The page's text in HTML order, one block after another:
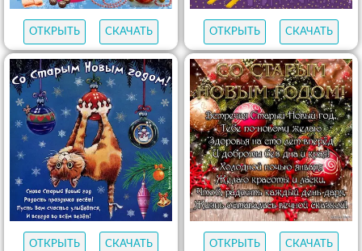
ОТКРЫТЬ СКАЧАТЬ ОТКРЫТЬ СКАЧАТЬ
ОТКРЫТЬ СКАЧАТЬ ОТКРЫТЬ СКАЧАТЬ